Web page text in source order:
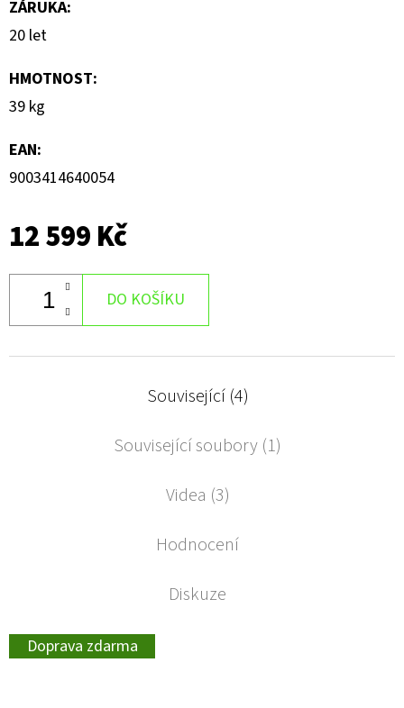
ZÁRUKA:
20 let
HMOTNOST:
39 kg
EAN:
9003414640054
12 599 Kč
DO KOŠÍKU
Související (4)
Související soubory (1)
Videa (3)
Hodnocení
Diskuze
Doprava zdarma